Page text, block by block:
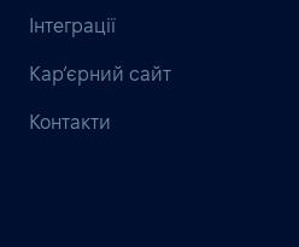
Інтеграції
Кар’єрний сайт
Контакти